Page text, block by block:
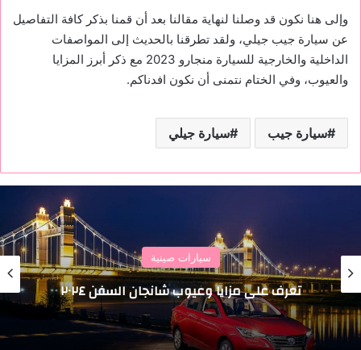
وإلى هنا نكون قد وصلنا لنهاية مقالنا بعد أن قمنا بذكر كافة التفاصيل
عن سيارة جيب جيلي، ولقد تطرقنا بالحديث إلى المواصفات
الداخلية والخارجية للسيارة منجارو 2023 مع ذكر أبرز المزايا
والعيوب، وفي الختام نتمنى أن نكون افدناكم.
سيارة جيب سيارة جيلي
سيارات صينية
تعرف على مزايا وعيوب شانجان السفن ٢٠٢٤